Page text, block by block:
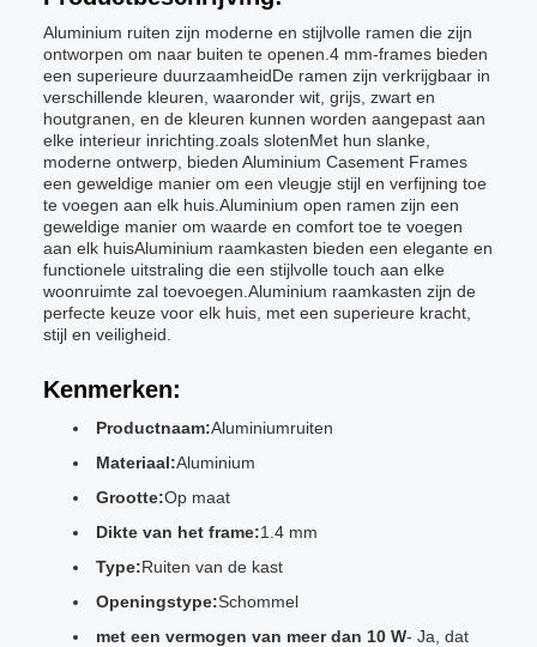
Aluminium ruiten zijn moderne en stijlvolle ramen die zijn
ontworpen om naar buiten te openen.4 mm-frames bieden
een superieure duurzaamheidDe ramen zijn verkrijgbaar in
verschillende kleuren, waaronder wit, grijs, zwart en
houtgranen, en de kleuren kunnen worden aangepast aan
elke interieur inrichting.zoals slotenMet hun slanke,
moderne ontwerp, bieden Aluminium Casement Frames
een geweldige manier om een vleugje stijl en verfijning toe
te voegen aan elk huis.Aluminium open ramen zijn een
geweldige manier om waarde en comfort toe te voegen
aan elk huisAluminium raamkasten bieden een elegante en
functionele uitstraling die een stijlvolle touch aan elke
woonruimte zal toevoegen.Aluminium raamkasten zijn de
perfecte keuze voor elk huis, met een superieure kracht,
stijl en veiligheid.
Kenmerken:
Productnaam:Aluminiumruiten
Materiaal:Aluminium
Grootte:Op maat
Dikte van het frame:1.4 mm
Type:Ruiten van de kast
Openingstype:Schommel
met een vermogen van meer dan 10 W- Ja, dat